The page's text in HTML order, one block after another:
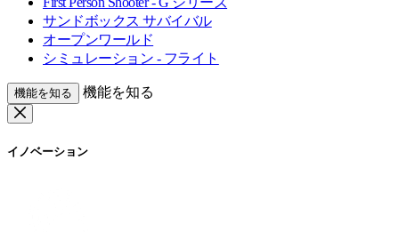
サンドボックス サバイバル
オープンワールド
シミュレーション - フライト
機能を知る 機能を知る
イノベーション